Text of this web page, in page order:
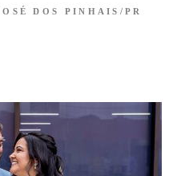
DOS PINHAIS/PR